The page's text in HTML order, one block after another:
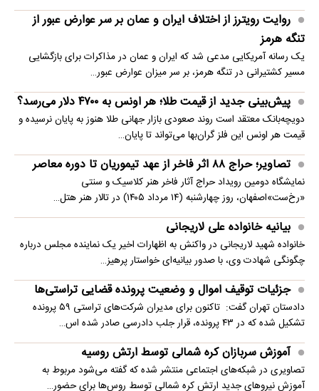
روایت رویترز از اختلاف ایران و عمان بر سر عوارض عبور از
تنگه هرمز
یک رسانه آمریکایی مدعی شد که ایران و عمان در مذاکرات برای بازگشایی
مسیر کشتیرانی در تنگه هرمز، بر سر میزان عوارض عبور…
پیش‌بینی جدید از قیمت طلا؛ هر اونس به ۴۷۰۰ دلار می‌رسد؟
دویچه‌بانک معتقد است روند صعودی بازار جهانی طلا هنوز به پایان نرسیده و
قیمت هر اونس این فلز گران‌بها می‌تواند تا پایان…
تصاویر؛ حراج ۸۸ اثر فاخر از عهد تیموریان تا دوره معاصر
نمایشگاه دومین رویداد حراج آثار فاخر هنر کلاسیک و سنتی
«رخ‌ست»اصفهان، روز چهارشنبه (۱۴ مرداد ۱۴۰۵) در تالار هنر هتل…
بیانیه خانواده علی لاریجانی
خانواده شهید لاریجانی در واکنش به اظهارات اخیر یک نماینده مجلس درباره
چگونگی شهادت وی، با صدور بیانیه‌ای خواستار پرهیز…
جزئیات توقیف اموال و وضعیت پرونده قضایی تراستی‌ها
دادستان تهران گفت: تاکنون برای مدیران شرکت‌های تراستی ۵۹ پرونده
تشکیل شده که در ۴۳ پرونده، قرار جلب دادرسی صادر شده اس…
آموزش سربازان کره شمالی توسط ارتش روسیه
تصاویری در شبکه‌های اجتماعی منتشر شده که گفته می‌شود مربوط به
آموزش نیروهای جدید ارتش کره شمالی توسط روس‌ها برای حضور…